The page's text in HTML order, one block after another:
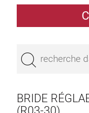
Aluminium
BRIDE